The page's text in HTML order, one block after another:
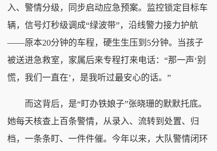
入、警情分级，同步启动应急预案。监控锁定目标车
辆，信号灯秒级调成“绿波带”，沿线警力接力护航
——原本20分钟的车程，硬生生压到5分钟。当孩子
被送进急救室，家属后来专程打来电话：“那一声‘别
慌，我们一直在’，是我听过最安心的话。”
而这背后，是“盯办铁娘子”张晓珊的默默托底。
她每天核查上百条警情，从录入、流转到处置、归
档，一条条盯、一件件催。今年以来，大队警情闭环